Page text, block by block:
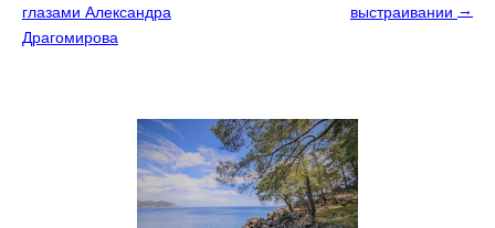
глазами Александра
Драгомирова
выстраивании →